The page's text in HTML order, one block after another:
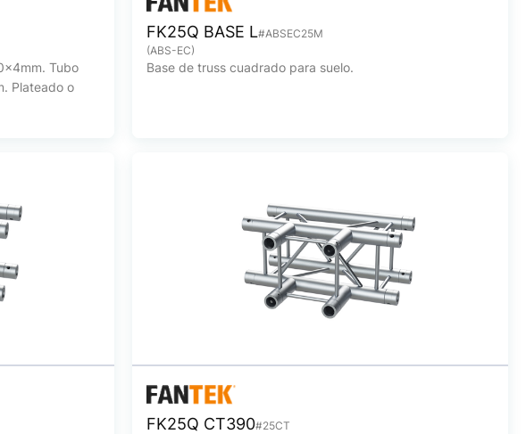
Tubo
Plateado o
FK25Q BASE L#ABSEC25M
(ABS-EC)
Base de truss cuadrado para suelo.
FK25Q CT390#25CT